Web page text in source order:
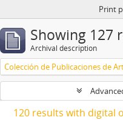
Print
Showing 127
Archival description
120 results with digital